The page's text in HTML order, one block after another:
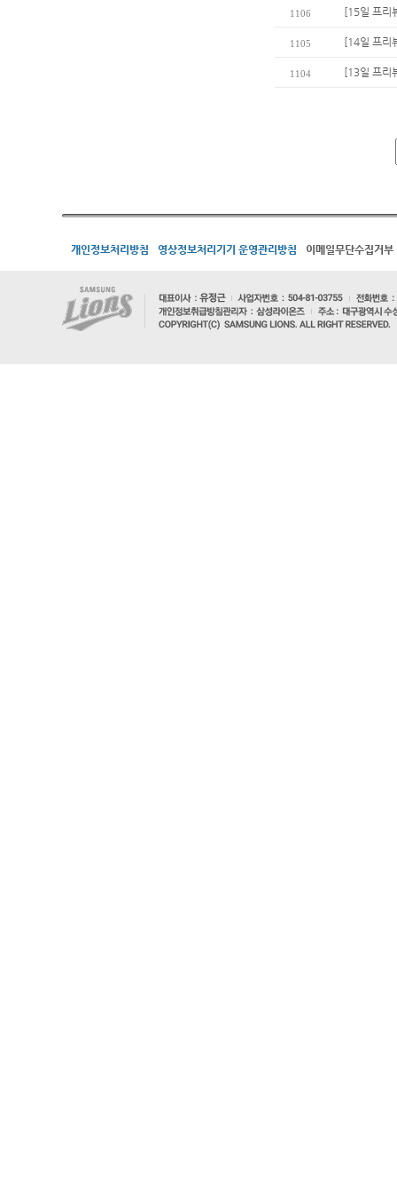
1106 [15일 프리
1105 [14일 프리
1104 [13일 프리
개인정보처리방침 영상정보처리기기 운영관리방침 이메일무단수집거부